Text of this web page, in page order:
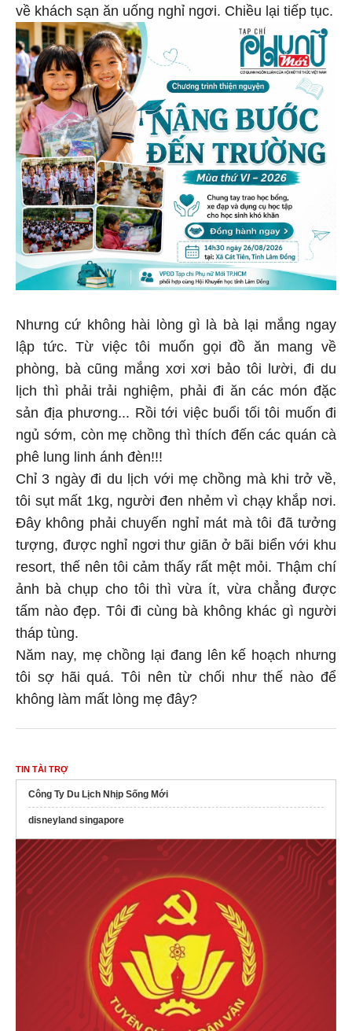
về khách sạn ăn uống nghỉ ngơi. Chiều lại tiếp tục.
Nhưng cứ không hài lòng gì là bà lại mắng ngay
lập tức. Từ việc tôi muốn gọi đồ ăn mang về
phòng, bà cũng mắng xơi xơi bảo tôi lười, đi du
lịch thì phải trải nghiệm, phải đi ăn các món đặc
sản địa phương... Rồi tới việc buổi tối tôi muốn đi
ngủ sớm, còn mẹ chồng thì thích đến các quán cà
phê lung linh ánh đèn!!!
Chỉ 3 ngày đi du lịch với mẹ chồng mà khi trở về,
tôi sụt mất 1kg, người đen nhẻm vì chạy khắp nơi.
Đây không phải chuyến nghỉ mát mà tôi đã tưởng
tượng, được nghỉ ngơi thư giãn ở bãi biển với khu
resort, thế nên tôi cảm thấy rất mệt mỏi. Thậm chí
ảnh bà chụp cho tôi thì vừa ít, vừa chẳng được
tấm nào đẹp. Tôi đi cùng bà không khác gì người
tháp tùng.
Năm nay, mẹ chồng lại đang lên kế hoạch nhưng
tôi sợ hãi quá. Tôi nên từ chối như thế nào để
không làm mất lòng mẹ đây?
TIN TÀI TRỢ
Công Ty Du Lịch Nhịp Sống Mới
disneyland singapore